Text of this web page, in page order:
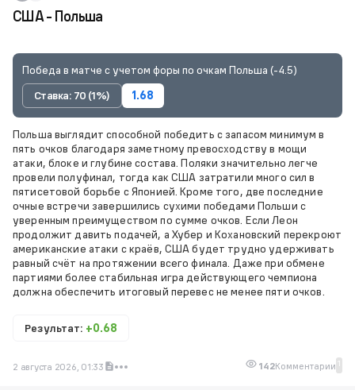
США - Польша
Победа в матче с учетом форы по очкам Польша (-4.5)
Ставка: 70 (1%)
1.68
Польша выглядит способной победить с запасом минимум в
пять очков благодаря заметному превосходству в мощи
атаки, блоке и глубине состава. Поляки значительно легче
провели полуфинал, тогда как США затратили много сил в
пятисетовой борьбе с Японией. Кроме того, две последние
очные встречи завершились сухими победами Польши с
уверенным преимуществом по сумме очков. Если Леон
продолжит давить подачей, а Хубер и Кохановский перекроют
американские атаки с краёв, США будет трудно удерживать
равный счёт на протяжении всего финала. Даже при обмене
партиями более стабильная игра действующего чемпиона
должна обеспечить итоговый перевес не менее пяти очков.
Результат: +0.68
2 августа 2026, 01:33 142Комментарии 1